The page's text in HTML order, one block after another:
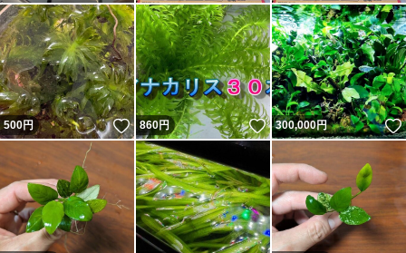
500円 いいね！
860円 いいね！
300,000円